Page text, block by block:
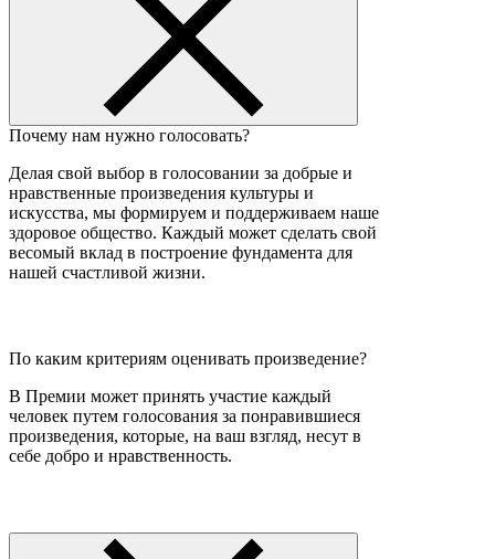
Почему нам нужно голосовать?
Делая свой выбор в голосовании за добрые и
нравственные произведения культуры и
искусства, мы формируем и поддерживаем наше
здоровое общество. Каждый может сделать свой
весомый вклад в построение фундамента для
нашей счастливой жизни.
По каким критериям оценивать произведение?
В Премии может принять участие каждый
человек путем голосования за понравившиеся
произведения, которые, на ваш взгляд, несут в
себе добро и нравственность.